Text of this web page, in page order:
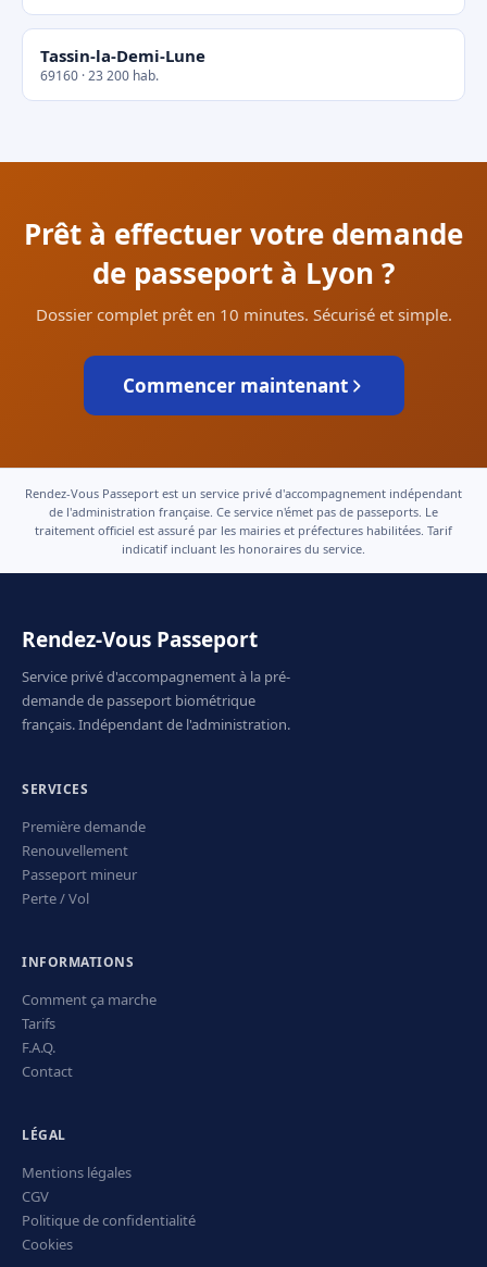
Tassin-la-Demi-Lune
69160 · 23 200 hab.
Prêt à effectuer votre demande
de passeport à Lyon ?
Dossier complet prêt en 10 minutes. Sécurisé et simple.
Commencer maintenant
Rendez-Vous Passeport est un service privé d'accompagnement indépendant
de l'administration française. Ce service n'émet pas de passeports. Le
traitement officiel est assuré par les mairies et préfectures habilitées. Tarif
indicatif incluant les honoraires du service.
Rendez-Vous Passeport
Service privé d'accompagnement à la pré-
demande de passeport biométrique
français. Indépendant de l'administration.
SERVICES
Première demande
Renouvellement
Passeport mineur
Perte / Vol
INFORMATIONS
Comment ça marche
Tarifs
F.A.Q.
Contact
LÉGAL
Mentions légales
CGV
Politique de confidentialité
Cookies